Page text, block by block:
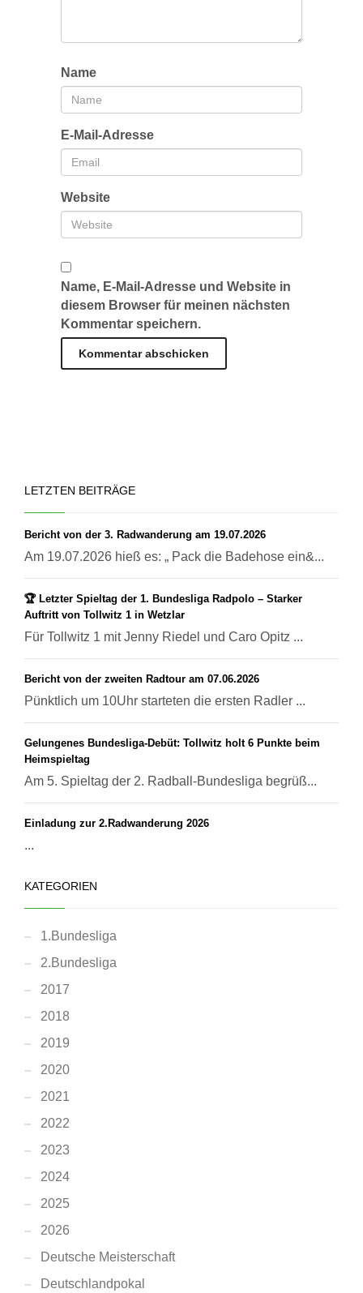
Name
E-Mail-Adresse
Website
Name, E-Mail-Adresse und Website in
diesem Browser für meinen nächsten
Kommentar speichern.
LETZTEN BEITRÄGE
Bericht von der 3. Radwanderung am 19.07.2026
Am 19.07.2026 hieß es: „ Pack die Badehose ein&...
🏆 Letzter Spieltag der 1. Bundesliga Radpolo – Starker
Auftritt von Tollwitz 1 in Wetzlar
Für Tollwitz 1 mit Jenny Riedel und Caro Opitz ...
Bericht von der zweiten Radtour am 07.06.2026
Pünktlich um 10Uhr starteten die ersten Radler ...
Gelungenes Bundesliga-Debüt: Tollwitz holt 6 Punkte beim
Heimspieltag
Am 5. Spieltag der 2. Radball-Bundesliga begrüß...
Einladung zur 2.Radwanderung 2026
...
KATEGORIEN
1.Bundesliga
2.Bundesliga
2017
2018
2019
2020
2021
2022
2023
2024
2025
2026
Deutsche Meisterschaft
Deutschlandpokal